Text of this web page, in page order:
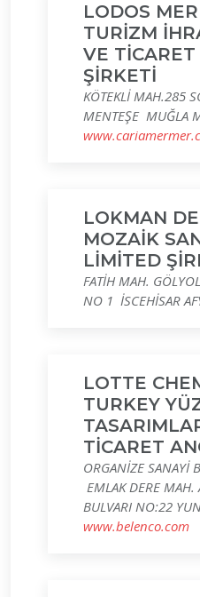
LODOS
TURİZM
VE
ŞİRKETİ
KÖTEKLİ MAH.285
MENTEŞE MUĞLA
LOKMAN
MOZAİK
LİMİTED
FATİH MAH.
NO 1 İSCEHİSAR
LOTTE
TURKEY
TİCARET
ORGANİZE SANAYİ
EMLAK DERE
BULVARI NO:22
www.belenco.com